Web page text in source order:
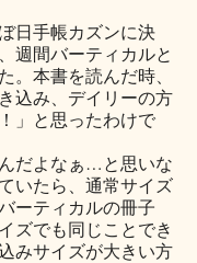
日手帳カズンに決
週間バーティカルと
。本書を読んだ時、
込み、デイリーの方
」と思ったわけで
だよなぁ…と思いな
いたら、通常サイズ
ーティカルの冊子
でも同じことでき
みサイズが大きい方